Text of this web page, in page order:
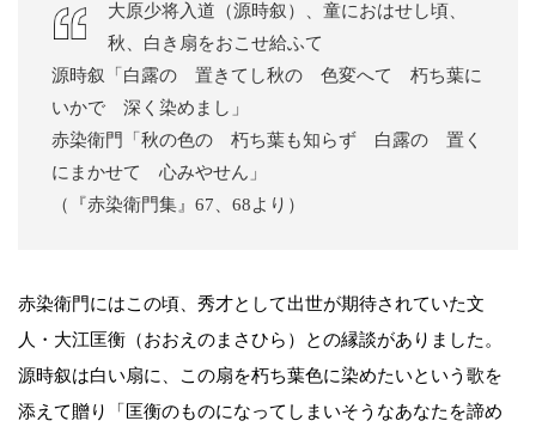
大原少将入道（源時叙）、童におはせし頃、
秋、白き扇をおこせ給ふて
源時叙「白露の 置きてし秋の 色変へて 朽ち葉に
いかで 深く染めまし」
赤染衛門「秋の色の 朽ち葉も知らず 白露の 置く
にまかせて 心みやせん」
（『赤染衛門集』67、68より）
赤染衛門にはこの頃、秀才として出世が期待されていた文
人・大江匡衡（おおえのまさひら）との縁談がありました。
源時叙は白い扇に、この扇を朽ち葉色に染めたいという歌を
添えて贈り「匡衡のものになってしまいそうなあなたを諦め